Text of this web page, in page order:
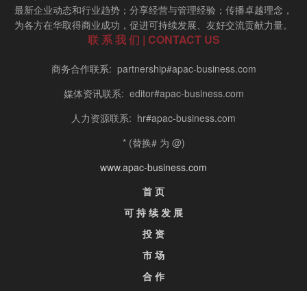
最新企业动态和行业趋势；分享经营与管理经验；传播卓越理念，
为各方在华取得商业成功，促进可持续发展、友好交流贡献力量。
联 系 我 们 | CONTACT US
商务合作联系: partnership#apac-business.com
媒体资讯联系: editor#apac-business.com
人力资源联系: hr#apac-business.com
* (替换# 为 @)
www.apac-business.com
首 页
可 持 续 发 展
投 资
市 场
合 作